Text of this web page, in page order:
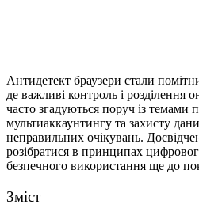
Антидетект браузери стали
де важливі контроль і розділення
часто згадуються поруч із темами
мультиаккаунтингу та захисту
неправильних очікувань.
розібратися в принципах
безпечного використання ще до
Зміст